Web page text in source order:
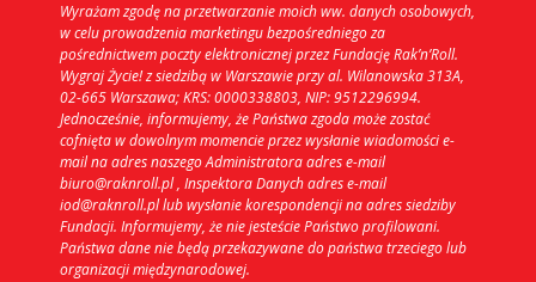
Wyrażam zgodę na przetwarzanie moich ww. danych osobowych,
w celu prowadzenia marketingu bezpośredniego za
pośrednictwem poczty elektronicznej przez Fundację Rak’n’Roll.
Wygraj Życie! z siedzibą w Warszawie przy al. Wilanowska 313A,
02-665 Warszawa; KRS: 0000338803, NIP: 9512296994.
Jednocześnie, informujemy, że Państwa zgoda może zostać
cofnięta w dowolnym momencie przez wysłanie wiadomości e-
mail na adres naszego Administratora adres e-mail
biuro@raknroll.pl , Inspektora Danych adres e-mail
iod@raknroll.pl lub wysłanie korespondencji na adres siedziby
Fundacji. Informujemy, że nie jesteście Państwo profilowani.
Państwa dane nie będą przekazywane do państwa trzeciego lub
organizacji międzynarodowej.